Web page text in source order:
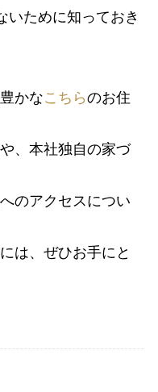
いために知っておき
かなこちらのお住
、本社独自の家づ
のアクセスについ
は、ぜひお手にと